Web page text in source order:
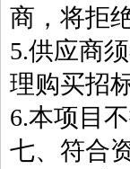
商，将拒
5.供应商
理购买招
6.本项目
七、符合